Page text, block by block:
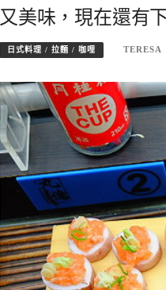
又美味，現在還有
日式料理 / 拉麵 / 咖哩 TERESA